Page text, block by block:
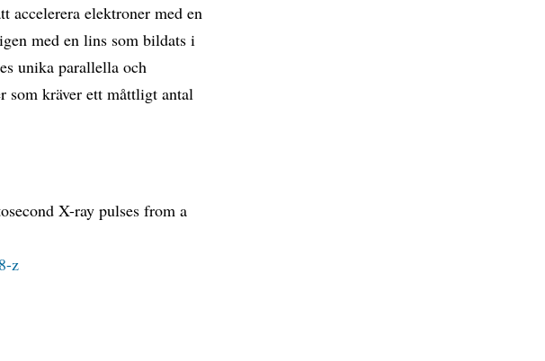
accelerera elektroner med en
med en lins som bildats i
unika parallella och
som kräver ett måttligt antal
X-ray pulses from a
z